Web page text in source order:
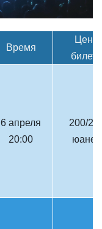
Время
Цена
билета
6 апреля
20:00
200/
юаней